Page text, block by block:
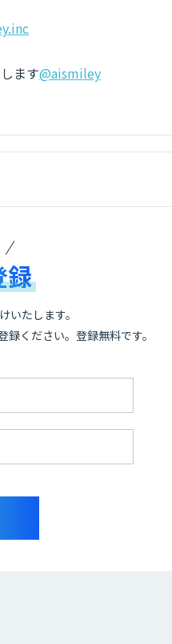
ます@aismiley
録
いたします。
ください。登録無料です。